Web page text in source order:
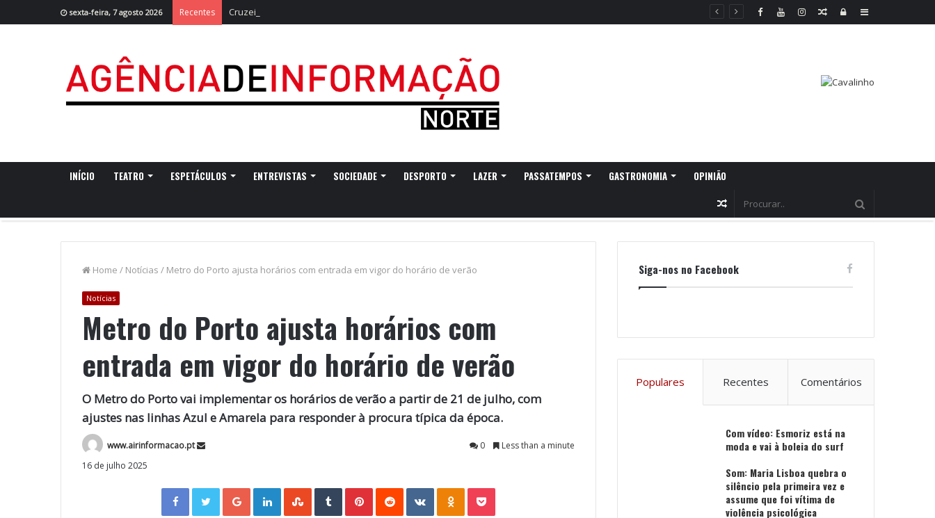
sexta-feira, 7 agosto 2026 Recentes Cruzeiro da Ria regressa a Ovar com experiências náuticas e observação de aves Sidebar
Log
Random
INÍCIO TEATRO ESPETÁCULOS ENTREVISTAS SOCIEDADE DESPORTO LAZER PASSATEMPOS GASTRONOMIA OPINIÃO
Random
Home / Notícias / Metro do Porto ajusta horários com entrada em vigor do horário de verão
Notícias
Metro do Porto ajusta horários com
entrada em vigor do horário de verão
O Metro do Porto vai implementar os horários de verão a partir de 21 de julho, com
ajustes nas linhas Azul e Amarela para responder à procura típica da época.
www.airinformacao.pt 0
Less than a minute
16 de julho 2025
Facebook Twitter Google+ LinkedIn StumbleUpon Tumblr VKontakte
Siga-nos no Facebook
Populares Recentes Comentários
Com vídeo: Esmoriz está na
moda e vai à boleia do surf
Som: Maria Lisboa quebra o
silêncio pela primeira vez e
assume que foi vítima de
violência psicológica